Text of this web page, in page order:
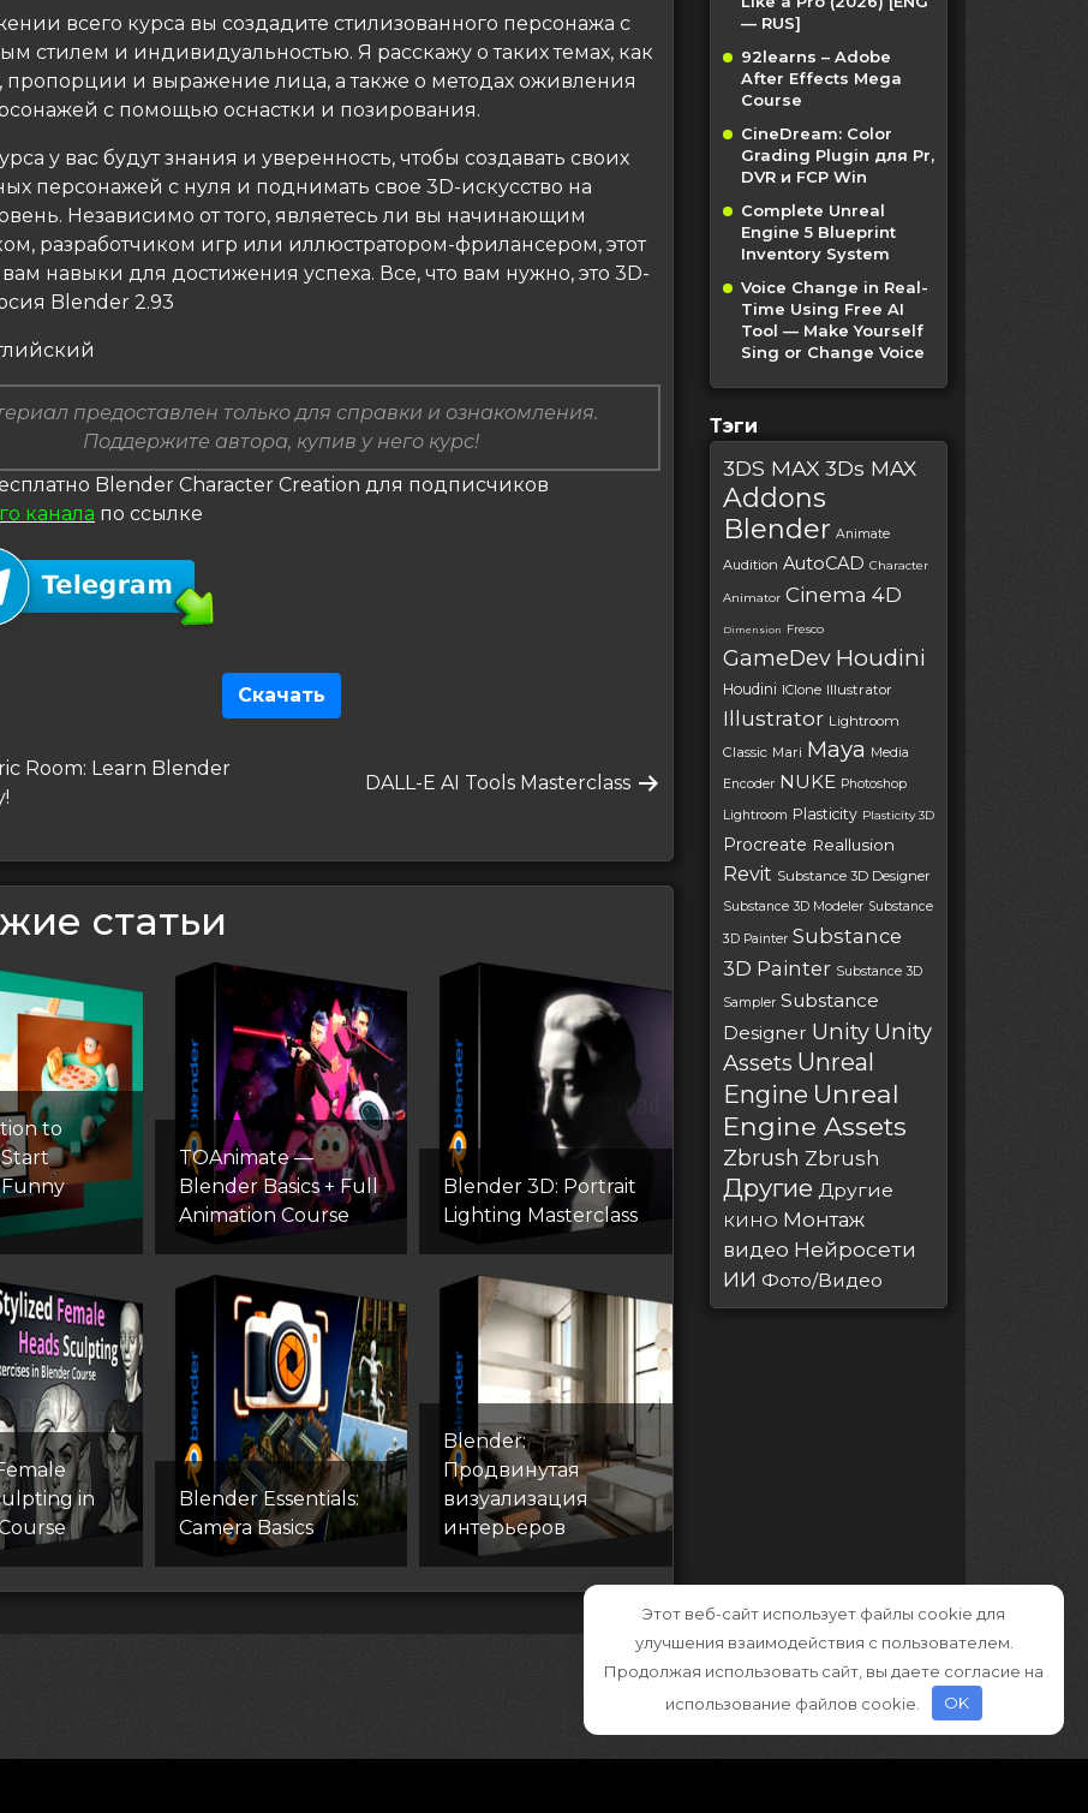
всего курса вы создадите стилизованного персонажа с
стилем и индивидуальностью. Я расскажу о таких темах, как
пропорции и выражение лица, а также о методах оживления
с помощью оснастки и позирования.
у вас будут знания и уверенность, чтобы создавать своих
персонажей с нуля и поднимать свое 3D-искусство на
Независимо от того, являетесь ли вы начинающим
разработчиком игр или иллюстратором-фрилансером, этот
вам навыки для достижения успеха. Все, что вам нужно, это 3D-
Blender 2.93
предоставлен только для справки и ознакомления.
Поддержите автора, купив у него курс!
Blender Character Creation для подписчиков
канала по ссылке
Скачать
Room: Learn Blender
Следующая
DALL-E AI Tools Masterclass
статьи
to
TOAnimate —
Blender Basics + Full
Animation Course
Blender 3D: Portrait
Lighting Masterclass
in
Blender Essentials:
Camera Basics
Blender:
Продвинутая
визуализация
интерьеров
— RUS]
92learns – Adobe
After Effects Mega
Course
CineDream: Color
Grading Plugin для Pr,
DVR и FCP Win
Complete Unreal
Engine 5 Blueprint
Inventory System
Voice Change in Real-
Time Using Free AI
Tool — Make Yourself
Sing or Change Voice
Тэги
3DS MAX 3Ds MAX
Addons
Blender Animate
Audition AutoCAD Character
Animator Cinema 4D
Dimension Fresco
GameDev Houdini
Houdini IClone Illustrator
Illustrator Lightroom
Classic Mari Maya
Media
Encoder NUKE Photoshop
Lightroom Plasticity Plasticity 3D
Procreate Reallusion
Revit Substance 3D Designer
Substance 3D Modeler Substance
3D Painter Substance
3D Painter Substance 3D
Sampler Substance
Designer Unity Unity
Assets Unreal
Engine Unreal
Engine Assets
Zbrush Zbrush
Другие Другие
КИНО Монтаж
видео Нейросети
ИИ Фото/Видео
Этот веб-сайт использует файлы cookie для
улучшения взаимодействия с пользователем.
Продолжая использовать сайт, вы даете согласие на
использование файлов cookie.
OK